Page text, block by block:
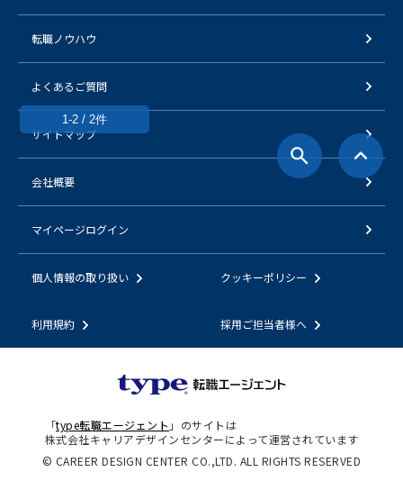
1-2 / 2件
転職ノウハウ
よくあるご質問
サイトマップ
会社概要
マイページログイン
個人情報の取り扱い クッキーポリシー
利用規約 採用ご担当者様へ
「type転職エージェント 」のサイトは
株式会社キャリアデザインセンターによって運営されています
© CAREER DESIGN CENTER CO.,LTD. ALL RIGHTS RESERVED